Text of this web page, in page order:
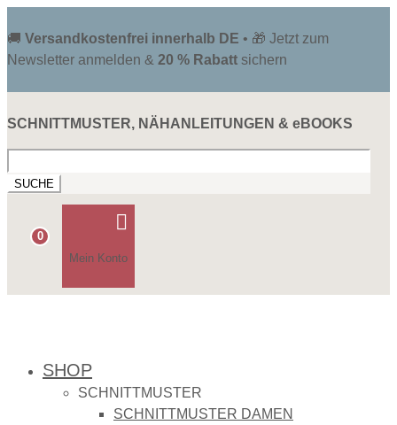
🚚 Versandkostenfrei innerhalb DE • 🎁 Jetzt zum
Newsletter anmelden & 20 % Rabatt sichern
SCHNITTMUSTER, NÄHANLEITUNGEN & eBOOKS
nach:
0

Mein Konto
SHOP
SCHNITTMUSTER
SCHNITTMUSTER DAMEN